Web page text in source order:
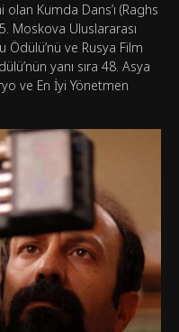
Kumda Dans’ı (Raghs
Moskova Uluslararası
Ödülü’nü ve Rusya Film
yanı sıra 48. Asya
ve En İyi Yönetmen